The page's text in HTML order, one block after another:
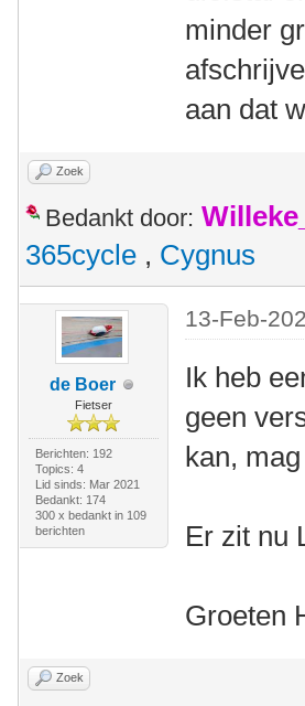
minder
aan dat
Zoek
Bedankt door:
365cycle , Cygnus
de Boer
Fietser
Berichten: 192
Topics: 4
Lid sinds: Mar 2021
Bedankt: 174
300 x bedankt in 109
berichten
13-Feb-
Ik heb
geen
kan,
Er zit nu
Groeten
Zoek